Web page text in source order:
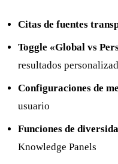
Citas de fuentes
Toggle «Global vs
resultados
Configuraciones de
usuario
Funciones de
Knowledge Panels